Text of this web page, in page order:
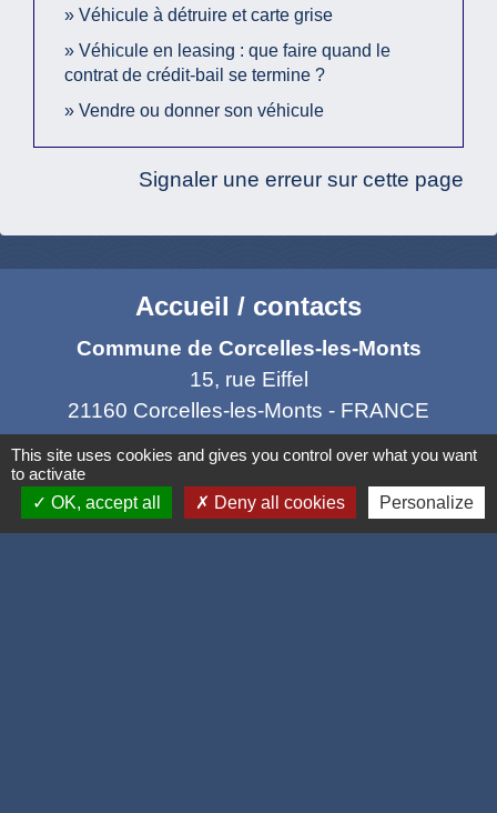
Véhicule à détruire et carte grise
Véhicule en leasing : que faire quand le
contrat de crédit-bail se termine ?
Vendre ou donner son véhicule
Signaler une erreur sur cette page
Accueil / contacts
Commune de Corcelles-les-Monts
15, rue Eiffel
21160 Corcelles-les-Monts - FRANCE
+33 3 80 42 93 40
Mél: mairie@corcelles-les-monts.fr
This site uses cookies and gives you control over what you want
to activate
OK, accept all
Deny all cookies Personalize